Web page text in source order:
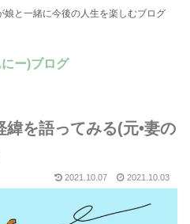
と一緒に今後の人生を楽しむブログ
ー)ブログ
を語ってみる(元•妻の
2021.10.07 2021.10.03